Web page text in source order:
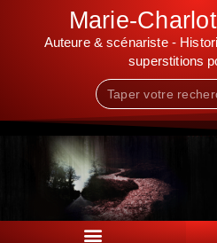
Marie-
Auteure & scénariste -
superstitions